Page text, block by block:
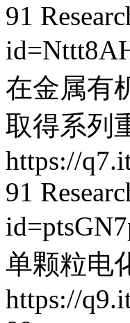
91
在金属有
取得系列
https://
91
单颗粒电
https://